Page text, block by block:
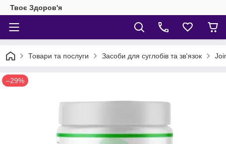
Твоє Здоров'я
Товари та послуги Засоби для суглобів та зв'язок
–29%